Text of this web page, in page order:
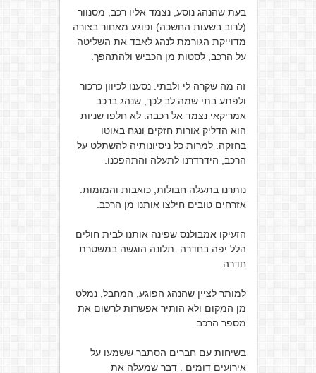
בעת שהנהג נוסע, נצמד אליו רכב, מסנוור
(לרוב בשעות החשכה) ופוגע מאחור בצורה
מדוייקת הגורמת לנהג לאבד את השליטה
על הרכב, לסטות מן הכביש ולהתהפך.
זה מה שקרה לי ולבתי. נסענו לכיוון כרכור
ולפתע בתי שמה לב לכך, שנהג ברכב
אמריקאי נצמד אל רכבה. לא חלפו שניות
הוא הדליק אורות חזקים ונגח באוטו
בחזקה. למרות כל ניסיונותיה להשתלט על
הרכב, הידרדרנו לתעלה והתהפכנו.
נותרנו בתעלה חבולות, כואבות והמומות.
אזרחים טובים חילצו אותנו מן הרכב.
הזעיקו אמבולנס שפינה אותנו לבית חולים
הלל יפה בחדרה. תלונה הוגשה במשטרת
חדרה.
למותר לציין שהנהג הפוגע, המחבל, נמלט
מן המקום ולא הותיר אפשרות לרשום את
מספר הרכב.
בשיחות עם חברים הסתבר ששמעו על
אירועים דומים . דבר שמעלה את